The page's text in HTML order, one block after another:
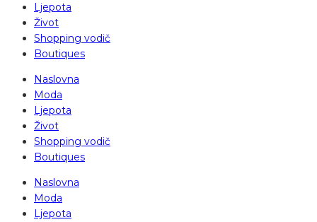
Ljepota
Život
Shopping vodič
Boutiques
Naslovna
Moda
Ljepota
Život
Shopping vodič
Boutiques
Naslovna
Moda
Ljepota